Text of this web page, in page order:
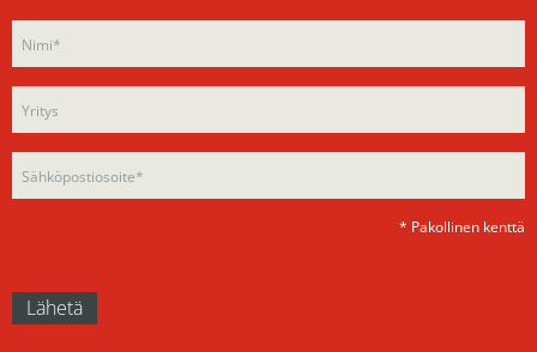
leave
this
empty.
leave
this
field
empty.
* Pakollinen kenttä